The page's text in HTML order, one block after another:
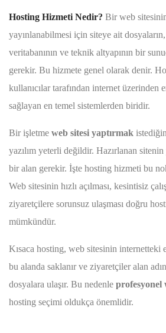
Hosting Hizmeti Nedir? Bir web
yayınlanabilmesi için siteye ait
veritabanının ve teknik altyapının bir
gerekir. Bu hizmete genel olarak denir.
kullanıcılar tarafından internet üzerinden
sağlayan en temel sistemlerden biridir.
Bir işletme web sitesi yaptırmak
yazılım yeterli değildir. Hazırlanan
bir alan gerekir. İşte hosting hizmeti bu
Web sitesinin hızlı açılması, kesintisiz
ziyaretçilere sorunsuz ulaşması doğru
mümkündür.
Kısaca hosting, web sitesinin internetteki
bu alanda saklanır ve ziyaretçiler alan
dosyalara ulaşır. Bu nedenle profesyonel
hosting seçimi oldukça önemlidir.